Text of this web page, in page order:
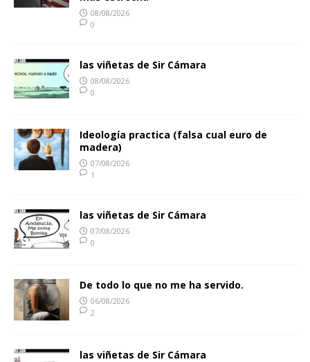
08/08/2026
0
las viñetas de Sir Cámara
08/08/2026
0
Ideología practica (falsa cual euro de
madera)
07/08/2026
1
las viñetas de Sir Cámara
07/08/2026
0
De todo lo que no me ha servido.
06/08/2026
2
las viñetas de Sir Cámara